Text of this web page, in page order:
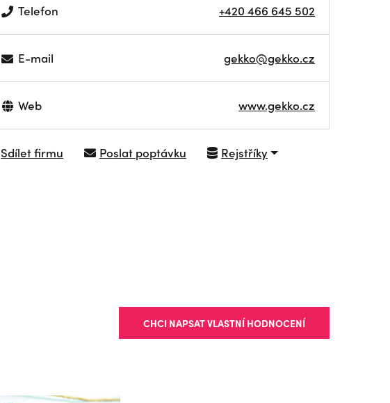
Telefon +420 466 645 502
E-mail gekko@gekko.cz
Web www.gekko.cz
Sdílet firmu Poslat poptávku Rejstříky
NAVIGOVAT
CHCI NAPSAT VLASTNÍ HODNOCENÍ